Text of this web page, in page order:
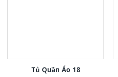
Tủ Quần Áo 18